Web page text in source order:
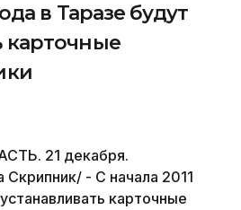
в Таразе будут
карточные
21 декабря.
- С начала 2011
карточные